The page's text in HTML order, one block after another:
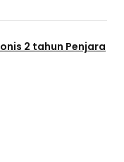
2 tahun Penjara